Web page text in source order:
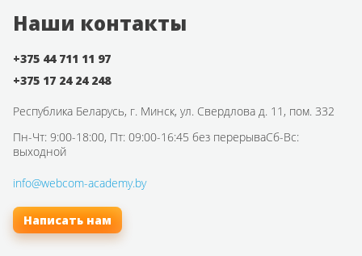
Наши контакты
+375 44 711 11 97
+375 17 24 24 248
Республика Беларусь, г. Минск, ул. Свердлова д. 11, пом. 332
Пн-Чт: 9:00-18:00, Пт: 09:00-16:45 без перерываСб-Вс:
выходной
info@webcom-academy.by
Написать нам